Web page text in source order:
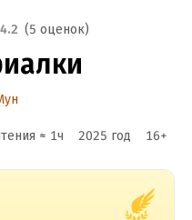
4.2 (5 оценок)
≈ 1ч 2025 год 16+